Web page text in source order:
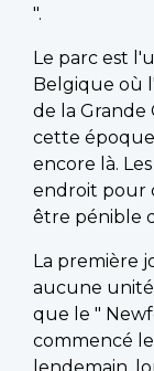
".
Le parc est
Belgique où
de la Grande
cette
encore là.
endroit pour
être pénible
La première
aucune
que le "
commencé